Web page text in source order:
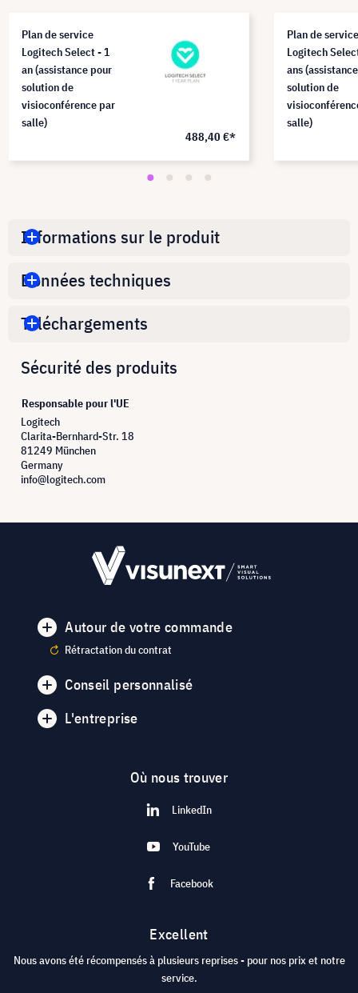
Plan de service
Logitech Select - 1
an (assistance pour
solution de
visioconférence par
salle)
488,40 €*
Plan de service
Logitech
ans
solution de
salle)
Informations sur le produit
Données techniques
Téléchargements
Sécurité des produits
Responsable pour l'UE
Logitech
Clarita-Bernhard-Str. 18
81249 München
Germany
info@logitech.com
Autour de votre commande
Rétractation du contrat
Conseil personnalisé
L'entreprise
Où nous trouver
LinkedIn
YouTube
Facebook
Excellent
Nous avons été récompensés à plusieurs reprises - pour nos prix et notre
service.